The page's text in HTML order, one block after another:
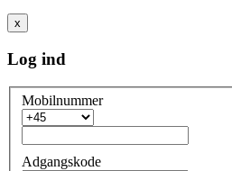
x
Log ind
Mobilnummer
Adgangskode